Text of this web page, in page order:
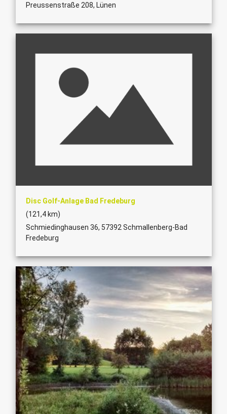
Preussenstraße 208, Lünen
Disc Golf-Anlage Bad Fredeburg
(121,4 km)
Schmiedinghausen 36, 57392 Schmallenberg-Bad
Fredeburg